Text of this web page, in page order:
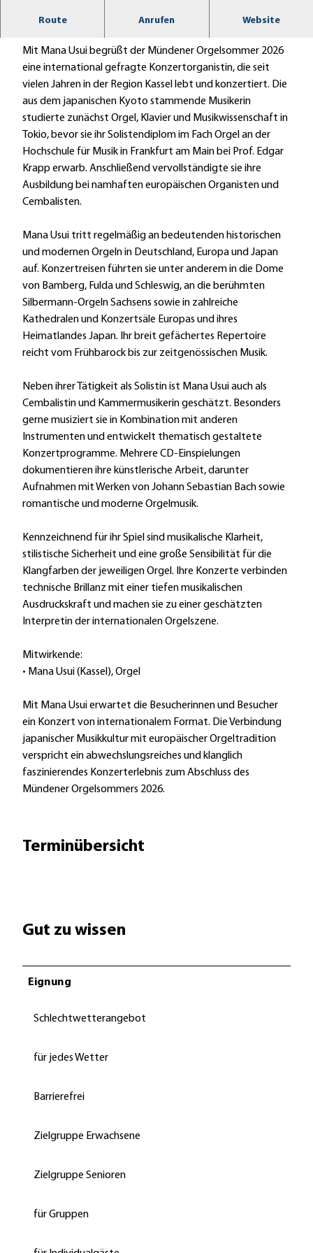
Route Anrufen Website
8. Orgelsommer 2026 – Mana Usui (Kassel), Orgel
Mit Mana Usui begrüßt der Mündener Orgelsommer 2026
eine international gefragte Konzertorganistin, die seit
vielen Jahren in der Region Kassel lebt und konzertiert. Die
aus dem japanischen Kyoto stammende Musikerin
studierte zunächst Orgel, Klavier und Musikwissenschaft in
Tokio, bevor sie ihr Solistendiplom im Fach Orgel an der
Hochschule für Musik in Frankfurt am Main bei Prof. Edgar
Krapp erwarb. Anschließend vervollständigte sie ihre
Ausbildung bei namhaften europäischen Organisten und
Cembalisten.
Mana Usui tritt regelmäßig an bedeutenden historischen
und modernen Orgeln in Deutschland, Europa und Japan
auf. Konzertreisen führten sie unter anderem in die Dome
von Bamberg, Fulda und Schleswig, an die berühmten
Silbermann-Orgeln Sachsens sowie in zahlreiche
Kathedralen und Konzertsäle Europas und ihres
Heimatlandes Japan. Ihr breit gefächertes Repertoire
reicht vom Frühbarock bis zur zeitgenössischen Musik.
Neben ihrer Tätigkeit als Solistin ist Mana Usui auch als
Cembalistin und Kammermusikerin geschätzt. Besonders
gerne musiziert sie in Kombination mit anderen
Instrumenten und entwickelt thematisch gestaltete
Konzertprogramme. Mehrere CD-Einspielungen
dokumentieren ihre künstlerische Arbeit, darunter
Aufnahmen mit Werken von Johann Sebastian Bach sowie
romantische und moderne Orgelmusik.
Kennzeichnend für ihr Spiel sind musikalische Klarheit,
stilistische Sicherheit und eine große Sensibilität für die
Klangfarben der jeweiligen Orgel. Ihre Konzerte verbinden
technische Brillanz mit einer tiefen musikalischen
Ausdruckskraft und machen sie zu einer geschätzten
Interpretin der internationalen Orgelszene.
Mitwirkende:
• Mana Usui (Kassel), Orgel
Mit Mana Usui erwartet die Besucherinnen und Besucher
ein Konzert von internationalem Format. Die Verbindung
japanischer Musikkultur mit europäischer Orgeltradition
verspricht ein abwechslungsreiches und klanglich
faszinierendes Konzerterlebnis zum Abschluss des
Mündener Orgelsommers 2026.
Terminübersicht
Gut zu wissen
Eignung
Schlechtwetterangebot
für jedes Wetter
Barrierefrei
Zielgruppe Erwachsene
Zielgruppe Senioren
für Gruppen